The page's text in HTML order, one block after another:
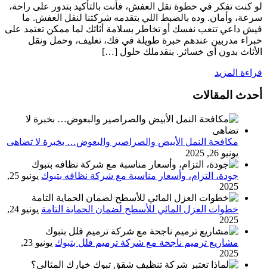
لو كنت تفكر في خطوة نقل العفش، فأنت بالتأكيد بتدور على راحة،
سرعة، وأمان. وده بالضبط اللي بتقدمه شركتنا لنقل العفش. ما
فيش داعي تتعب نفسك أو تخاطر بسلامة أثاثك لما ممكن تعتمد على
خبراء مدربين عندهم خبرة طويلة في فك، تغليف، وحمل ونقل
الأثاث بدون أي خسائر. بنقدملك حلول […]
قراءة المزيد
أحدث المقالات
مكافحة النمل الأبيض والصراصير والبعوض… بخبرة لا تضاهى
يونيو 26, 2025
جودة، التزام، وأسعار مناسبة مع شركة نظافه بتبوك
يونيو 25,
2025
خطوات العزل المائي للأسطح لضمان الحماية التامة
يونيو 24,
2025
مشاريع ترميم ناجحة مع شركة ترميم فلل بتبوك
يونيو 23,
2025